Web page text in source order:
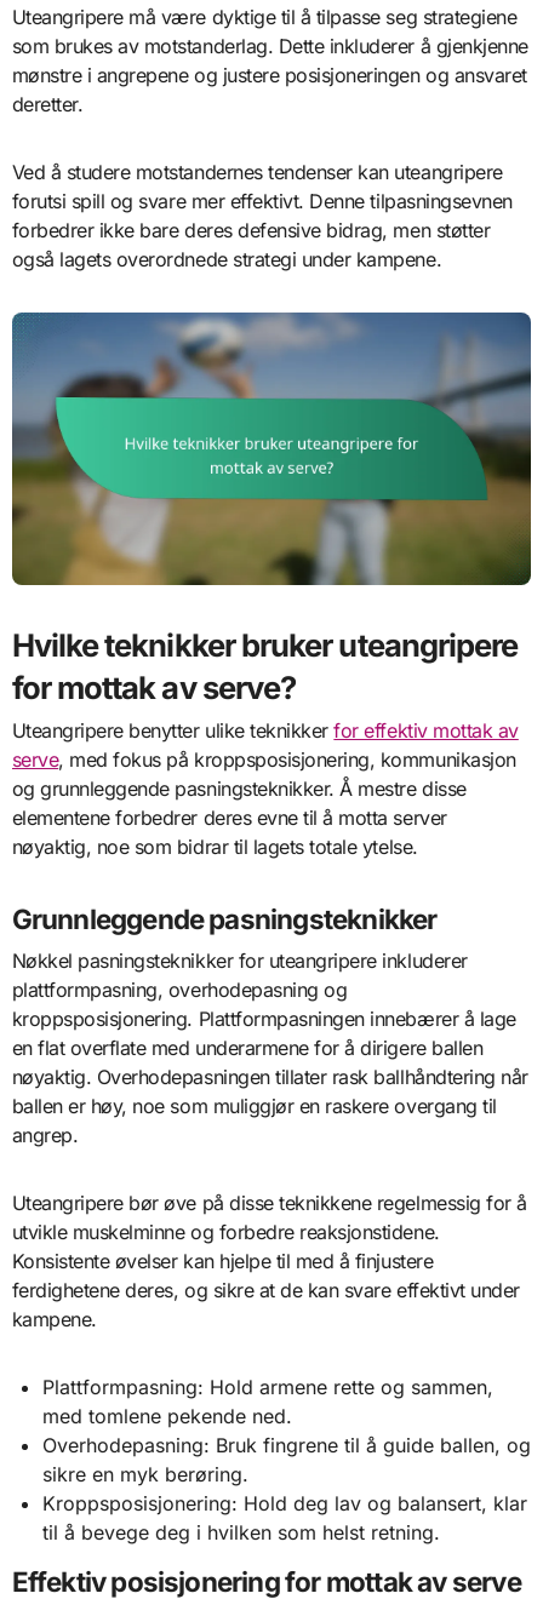
Uteangripere må være dyktige til å tilpasse seg strategiene
som brukes av motstanderlag. Dette inkluderer å gjenkjenne
mønstre i angrepene og justere posisjoneringen og ansvaret
deretter.
Ved å studere motstandernes tendenser kan uteangripere
forutsi spill og svare mer effektivt. Denne tilpasningsevnen
forbedrer ikke bare deres defensive bidrag, men støtter
også lagets overordnede strategi under kampene.
Hvilke teknikker bruker uteangripere
for mottak av serve?
Uteangripere benytter ulike teknikkerfor effektiv mottak av
serve, med fokus på kroppsposisjonering, kommunikasjon
og grunnleggende pasningsteknikker. Å mestre disse
elementene forbedrer deres evne til å motta server
nøyaktig, noe som bidrar til lagets totale ytelse.
Grunnleggende pasningsteknikker
Nøkkel pasningsteknikker for uteangripere inkluderer
plattformpasning, overhodepasning og
kroppsposisjonering. Plattformpasningen innebærer å lage
en flat overflate med underarmene for å dirigere ballen
nøyaktig. Overhodepasningen tillater rask ballhåndtering når
ballen er høy, noe som muliggjør en raskere overgang til
angrep.
Uteangripere bør øve på disse teknikkene regelmessig for å
utvikle muskelminne og forbedre reaksjonstidene.
Konsistente øvelser kan hjelpe til med å finjustere
ferdighetene deres, og sikre at de kan svare effektivt under
kampene.
Plattformpasning: Hold armene rette og sammen,
med tomlene pekende ned.
Overhodepasning: Bruk fingrene til å guide ballen, og
sikre en myk berøring.
Kroppsposisjonering: Hold deg lav og balansert, klar
til å bevege deg i hvilken som helst retning.
Effektiv posisjonering for mottak av serve